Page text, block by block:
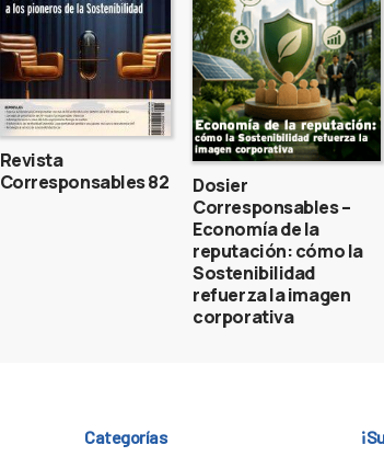
Revista
Corresponsables 82
Dosier
Corresponsables –
Economía de la
reputación: cómo la
Sostenibilidad
refuerza la imagen
corporativa
Categorías